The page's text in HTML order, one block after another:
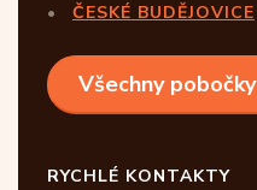
ČESKÉ BUDĚJOVICE
Všechny pobočky
RYCHLÉ KONTAKTY